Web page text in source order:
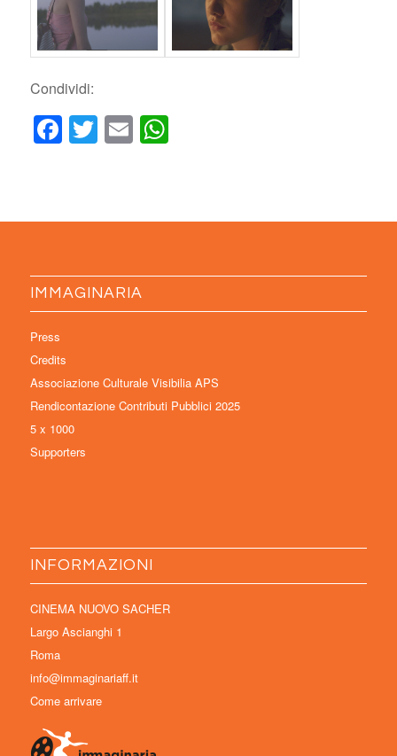
Condividi:
Facebook
Twitter
EmailWhatsApp
IMMAGINARIA
Press
Credits
Associazione Culturale Visibilia APS
Rendicontazione Contributi Pubblici 2025
5 x 1000
Supporters
INFORMAZIONI
CINEMA NUOVO SACHER
Largo Ascianghi 1
Roma
info@immaginariaff.it
Come arrivare